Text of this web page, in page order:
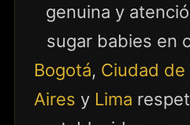
genuina y
sugar babies en
Bogotá, Ciudad
Aires y Lima